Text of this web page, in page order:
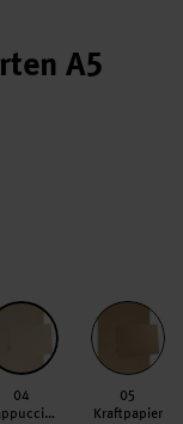
A5
04
Cappuccino
05
Kraftpapier